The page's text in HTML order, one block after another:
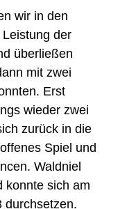
wir in den
der
überließen
mit zwei
Erst
wieder zwei
zurück in die
Spiel und
Waldniel
konnte sich am
durchsetzen.